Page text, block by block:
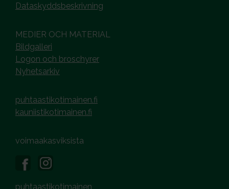
Dataskyddsbeskrivning
MEDIER OCH MATERIAL
Bildgalleri
Logon och broschyrer
Nyhetsarkiv
puhtaastikotimainen.fi
kauniistikotimainen.fi
voimaakasviksista
puhtaastikotimainen